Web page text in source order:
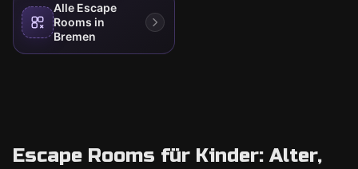
Alle Escape
Rooms in
Bremen
Escape Rooms für Kinder: Alter,